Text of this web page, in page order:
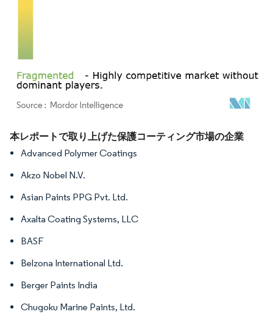
画像 © Mordor Intelligence。再利用にはCC BY 4.0の表示が必要です。
本レポートで取り上げた保護コーティング市場の企業
Advanced Polymer Coatings
Akzo Nobel N.V.
Asian Paints PPG Pvt. Ltd.
Axalta Coating Systems, LLC
BASF
Belzona International Ltd.
Berger Paints India
Chugoku Marine Paints, Ltd.